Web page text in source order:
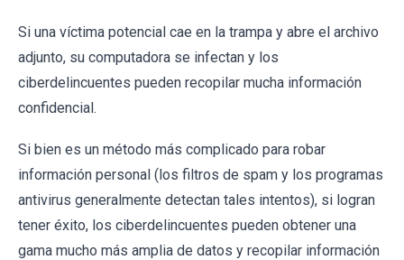
Si una víctima potencial cae en la trampa y abre el archivo
adjunto, su computadora se infectan y los
ciberdelincuentes pueden recopilar mucha información
confidencial.
Si bien es un método más complicado para robar
información personal (los filtros de spam y los programas
antivirus generalmente detectan tales intentos), si logran
tener éxito, los ciberdelincuentes pueden obtener una
gama mucho más amplia de datos y recopilar información